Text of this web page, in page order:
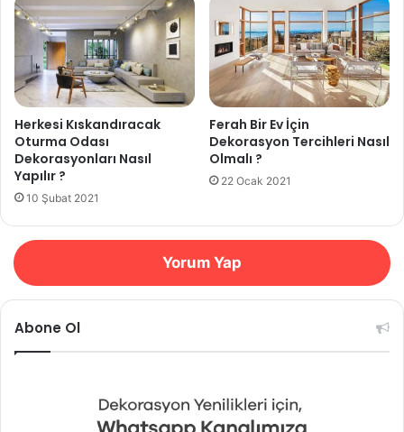
Herkesi Kıskandıracak
Oturma Odası
Dekorasyonları Nasıl
Yapılır ?
10 Şubat 2021
Ferah Bir Ev İçin
Dekorasyon Tercihleri Nasıl
Olmalı ?
22 Ocak 2021
Yorum Yap
Abone Ol